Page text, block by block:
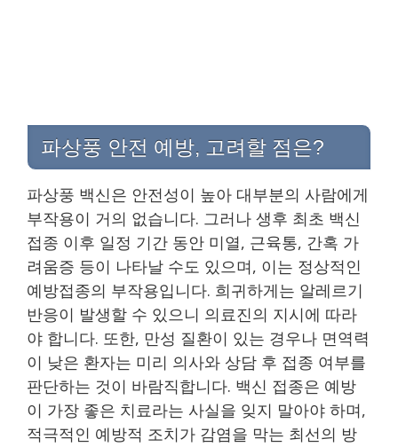
파상풍 안전 예방, 고려할 점은?
파상풍 백신은 안전성이 높아 대부분의 사람에게
부작용이 거의 없습니다. 그러나 생후 최초 백신
접종 이후 일정 기간 동안 미열, 근육통, 간혹 가
려움증 등이 나타날 수도 있으며, 이는 정상적인
예방접종의 부작용입니다. 희귀하게는 알레르기
반응이 발생할 수 있으니 의료진의 지시에 따라
야 합니다. 또한, 만성 질환이 있는 경우나 면역력
이 낮은 환자는 미리 의사와 상담 후 접종 여부를
판단하는 것이 바람직합니다. 백신 접종은 예방
이 가장 좋은 치료라는 사실을 잊지 말아야 하며,
적극적인 예방적 조치가 감염을 막는 최선의 방